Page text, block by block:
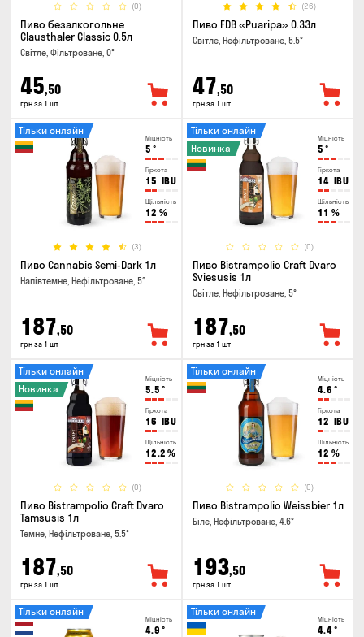
(0)
Пиво безалкогольне
Clausthaler Classic 0.5л
Світле, Фільтроване, 0°
45,50
грн за 1 шт
(26)
Пиво FDB «Puaripa» 0.33л
Світле, Нефільтроване, 5.5°
47,50
грн за 1 шт
Міцність
5 °
Гіркота
15 IBU
Щільність
12 %
(3)
Тільки онлайн
Пиво Cannabis Semi-Dark 1л
Напівтемне, Нефільтроване, 5°
187,50
грн за 1 шт
Міцність
5 °
Гіркота
14 IBU
Щільність
11 %
(0)
Тільки онлайн
Новинка
Пиво Bistrampolio Craft Dvaro
Sviesusis 1л
Світле, Нефільтроване, 5°
187,50
грн за 1 шт
Міцність
5.5 °
Гіркота
16 IBU
Щільність
12.2 %
(0)
Тільки онлайн
Новинка
Пиво Bistrampolio Craft Dvaro
Tamsusis 1л
Темне, Нефільтроване, 5.5°
187,50
грн за 1 шт
Міцність
4.6 °
Гіркота
12 IBU
Щільність
12 %
(0)
Тільки онлайн
Пиво Bistrampolio Weissbier 1л
Біле, Нефільтроване, 4.6°
193,50
грн за 1 шт
Міцність
4.9 °
Тільки онлайн
Міцність
4.4°
Тільки онлайн